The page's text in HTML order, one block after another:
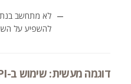
לא מתחשב
להשפיע על
דוגמה מעשית: שימוש ב-BPI